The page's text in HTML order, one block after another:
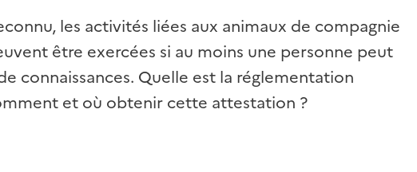
les activités liées aux animaux de compagnie
être exercées si au moins une personne peut
connaissances. Quelle est la réglementation
et où obtenir cette attestation ?